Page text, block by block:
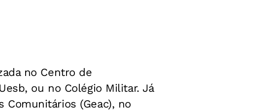
no Centro de
ou no Colégio Militar. Já
Comunitários (Geac), no